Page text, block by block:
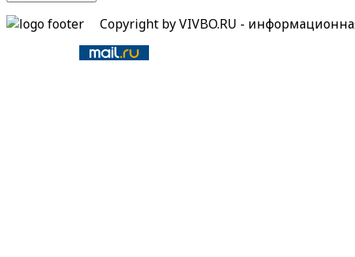
Copyright by VIVBO.RU -